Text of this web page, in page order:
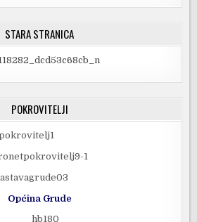
STARA STRANICA
POKROVITELJI
Općina Grude